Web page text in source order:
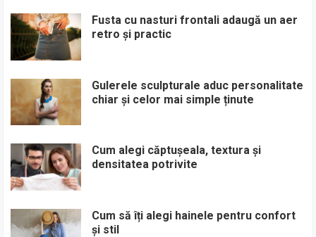
Fusta cu nasturi frontali adaugă un aer
retro și practic
Gulerele sculpturale aduc personalitate
chiar și celor mai simple ținute
Cum alegi căptușeala, textura și
densitatea potrivite
Cum să îți alegi hainele pentru confort
și stil